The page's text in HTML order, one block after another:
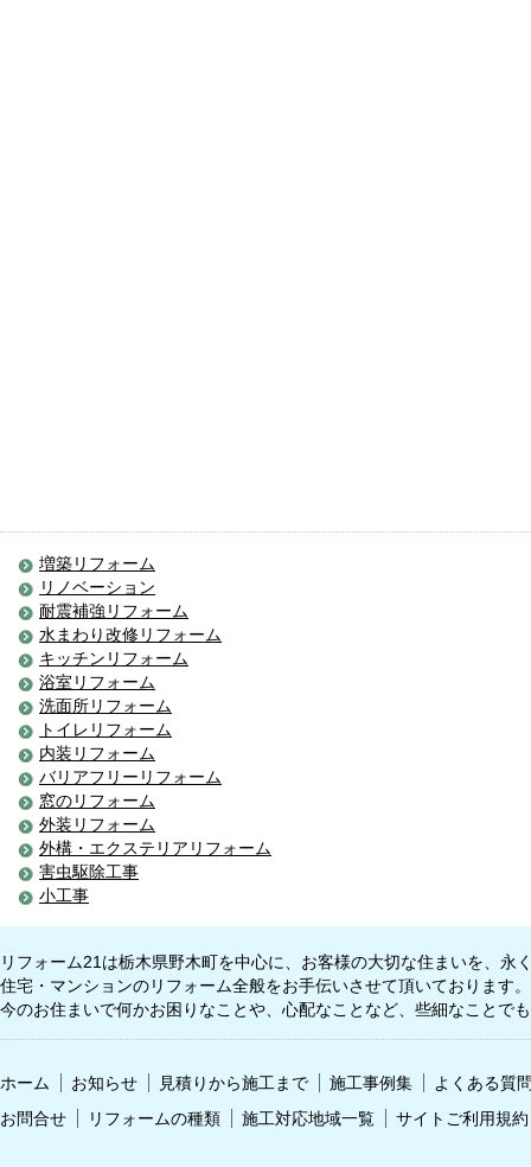
増築リフォーム
リノベーション
耐震補強リフォーム
水まわり改修リフォーム
キッチンリフォーム
浴室リフォーム
洗面所リフォーム
トイレリフォーム
内装リフォーム
バリアフリーリフォーム
窓のリフォーム
外装リフォーム
外構・エクステリアリフォーム
害虫駆除工事
小工事
リフォーム21は栃木県野木町を中心に、お客様の大切な住まいを、永
住宅・マンションのリフォーム全般をお手伝いさせて頂いております。
今のお住まいで何かお困りなことや、心配なことなど、些細なことで
ホーム お知らせ 見積りから施工まで 施工事例集
よくある質
お問合せ
リフォームの種類 施工対応地域一覧 サイトご利用規約